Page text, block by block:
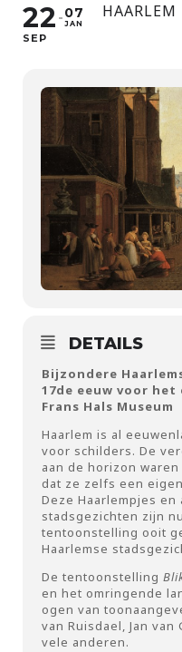
22
SEP
07
JAN
HAARLEM
DETAILS
Bijzondere
17de eeuw voor
Frans Hals Museum
Haarlem is al
voor schilders. De
aan de horizon
dat ze zelfs een
Deze Haarlempjes
stadsgezichten zijn
tentoonstelling ooit
Haarlemse
De tentoonstelling
en het omringende
ogen van
van Ruisdael, Jan
vele anderen.